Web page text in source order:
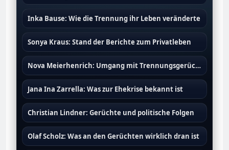
Inka Bause: Wie die Trennung ihr Leben veränderte
Sonya Kraus: Stand der Berichte zum Privatleben
Nova Meierhenrich: Umgang mit Trennungsgerüchten
Jana Ina Zarrella: Was zur Ehekrise bekannt ist
Christian Lindner: Gerüchte und politische Folgen
Olaf Scholz: Was an den Gerüchten wirklich dran ist